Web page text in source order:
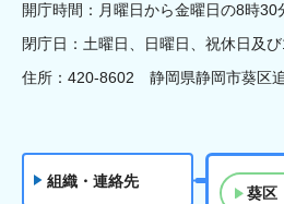
開庁時間：月曜日から金曜日の8時
閉庁日：土曜日、日曜日、祝休日及
住所：420-8602 静岡県静岡市葵区
組織・連絡先
葵区